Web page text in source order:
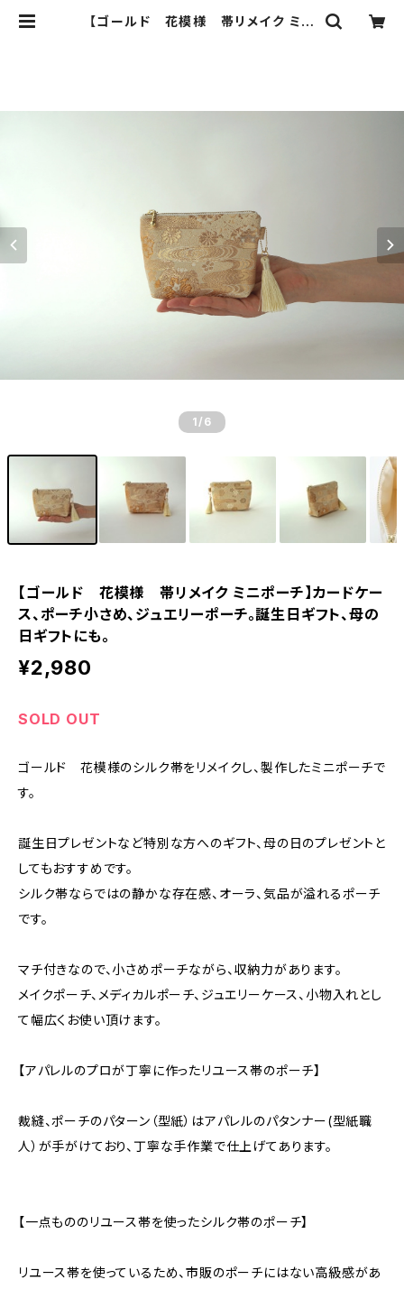
【ゴールド 花模様 帯リメイク ミニ
ンドバック
1 /6
【ゴールド 花模様 帯リメイク ミニポーチ】カードケー
ス、ポーチ小さめ、ジュエリーポーチ。誕生日ギフト、母の
日ギフトにも。
¥2,980
SOLD OUT
ゴールド 花模様のシルク帯をリメイクし、製作したミニポーチで
す。
誕生日プレゼントなど特別な方へのギフト、母の日のプレゼントと
してもおすすめです。
シルク帯ならではの静かな存在感、オーラ、気品が溢れるポーチ
です。
マチ付きなので、小さめポーチながら、収納力があります。
メイクポーチ、メディカルポーチ、ジュエリーケース、小物入れとし
て幅広くお使い頂けます。
【アパレルのプロが丁寧に作ったリユース帯のポーチ】
裁縫、ポーチのパターン（型紙）はアパレルのパタンナー(型紙職
人）が手がけており、丁寧な手作業で仕上げてあります。
【一点もののリユース帯を使ったシルク帯のポーチ】
リユース帯を使っているため、市販のポーチにはない高級感があ